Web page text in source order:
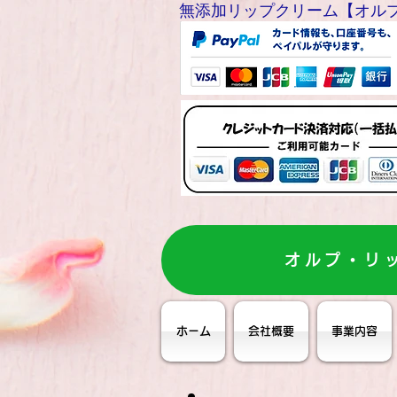
無添加リップクリーム【オル
オルプ・リ
ホーム 会社概要 事業内容